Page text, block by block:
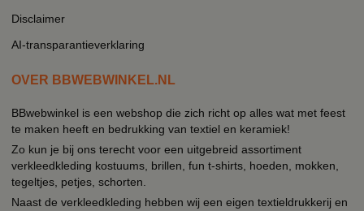
Disclaimer
AI-transparantieverklaring
OVER BBWEBWINKEL.NL
BBwebwinkel is een webshop die zich richt op alles wat met feest
te maken heeft en bedrukking van textiel en keramiek!
Zo kun je bij ons terecht voor een uitgebreid assortiment
verkleedkleding kostuums, brillen, fun t-shirts, hoeden, mokken,
tegeltjes, petjes, schorten.
Naast de verkleedkleding hebben wij een eigen textieldrukkerij en